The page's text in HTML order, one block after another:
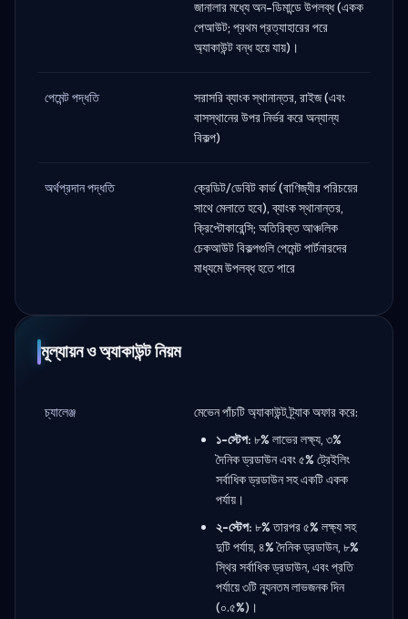
জানালার মধ্যে অন-ডিমান্ডে উপলব্ধ (একক
পেআউট; প্রথম প্রত্যাহারের পরে
অ্যাকাউন্ট বন্ধ হয়ে যায়)।
পেমেন্ট পদ্ধতি
সরাসরি ব্যাংক স্থানান্তর, রাইজ (এবং
বাসস্থানের উপর নির্ভর করে অন্যান্য
বিকল্প)
অর্থপ্রদান পদ্ধতি
ক্রেডিট/ডেবিট কার্ড (বাণিজ্যীর পরিচয়ের
সাথে মেলাতে হবে), ব্যাংক স্থানান্তর,
ক্রিপ্টোকারেন্সি; অতিরিক্ত আঞ্চলিক
চেকআউট বিকল্পগুলি পেমেন্ট পার্টনারদের
মাধ্যমে উপলব্ধ হতে পারে
মূল্যায়ন ও অ্যাকাউন্ট নিয়ম
চ্যালেঞ্জ
মেভেন পাঁচটি অ্যাকাউন্ট ট্র্যাক অফার করে:
১-স্টেপ: ৮% লাভের লক্ষ্য, ৩%
দৈনিক ড্রডাউন এবং ৫% ট্রেইলিং
সর্বাধিক ড্রডাউন সহ একটি একক
পর্যায়।
২-স্টেপ: ৮% তারপর ৫% লক্ষ্য সহ
দুটি পর্যায়, ৪% দৈনিক ড্রডাউন, ৮%
স্থির সর্বাধিক ড্রডাউন, এবং প্রতি
পর্যায়ে ৩টি ন্যূনতম লাভজনক দিন
(০.৫%)।